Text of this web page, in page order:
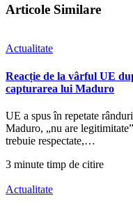
Articole Similare
Actualitate
Reacție de la vârful UE
capturarea lui Maduro
UE a spus în repetate
Maduro, „nu are
trebuie respectate,…
3 minute timp de citire
Actualitate